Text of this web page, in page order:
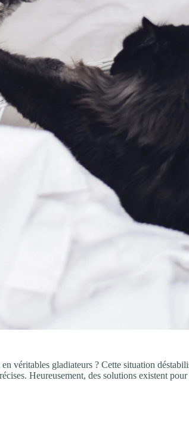
véritables gladiateurs ? Cette situation
Heureusement, des solutions existent